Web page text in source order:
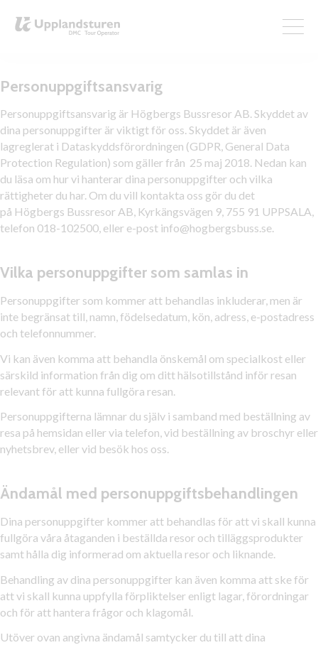
Integritetspolicy
Personuppgiftsansvarig
Personuppgiftsansvarig är Högbergs Bussresor AB. Skyddet av
dina personuppgifter är viktigt för oss. Skyddet är även
lagreglerat i Dataskyddsförordningen (GDPR, General Data
Protection Regulation) som gäller från 25 maj 2018. Nedan kan
du läsa om hur vi hanterar dina personuppgifter och vilka
rättigheter du har. Om du vill kontakta oss gör du det
på Högbergs Bussresor AB, Kyrkängsvägen 9, 755 91 UPPSALA,
telefon 018-102500, eller e-post info@hogbergsbuss.se.
Vilka personuppgifter som samlas in
Personuppgifter som kommer att behandlas inkluderar, men är
inte begränsat till, namn, födelsedatum, kön, adress, e-postadress
och telefonnummer.
Vi kan även komma att behandla önskemål om specialkost eller
särskild information från dig om ditt hälsotillstånd inför resan
relevant för att kunna fullgöra resan.
Personuppgifterna lämnar du själv i samband med beställning av
resa på hemsidan eller via telefon, vid beställning av broschyr eller
nyhetsbrev, eller vid besök hos oss.
Ändamål med personuppgiftsbehandlingen
Dina personuppgifter kommer att behandlas för att vi skall kunna
fullgöra våra åtaganden i beställda resor och tilläggsprodukter
samt hålla dig informerad om aktuella resor och liknande.
Behandling av dina personuppgifter kan även komma att ske för
att vi skall kunna uppfylla förpliktelser enligt lagar, förordningar
och för att hantera frågor och klagomål.
Utöver ovan angivna ändamål samtycker du till att dina